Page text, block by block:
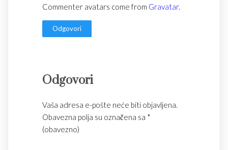
Commenter avatars come from Gravatar.
Odgovori
Odgovori
Vaša adresa e-pošte neće biti objavljena.
Obavezna polja su označena sa *
(obavezno)